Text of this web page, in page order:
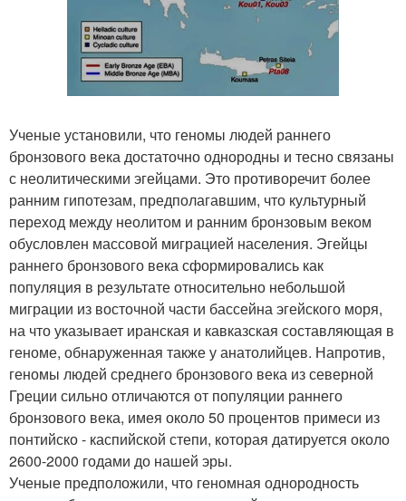
Ученые установили, что геномы людей раннего
бронзового века достаточно однородны и тесно связаны
с неолитическими эгейцами. Это противоречит более
ранним гипотезам, предполагавшим, что культурный
переход между неолитом и ранним бронзовым веком
обусловлен массовой миграцией населения. Эгейцы
раннего бронзового века сформировались как
популяция в результате относительно небольшой
миграции из восточной части бассейна эгейского моря,
на что указывает иранская и кавказская составляющая в
геноме, обнаруженная также у анатолийцев. Напротив,
геномы людей среднего бронзового века из северной
Греции сильно отличаются от популяции раннего
бронзового века, имея около 50 процентов примеси из
понтийско - каспийской степи, которая датируется около
2600-2000 годами до нашей эры.
Ученые предположили, что геномная однородность